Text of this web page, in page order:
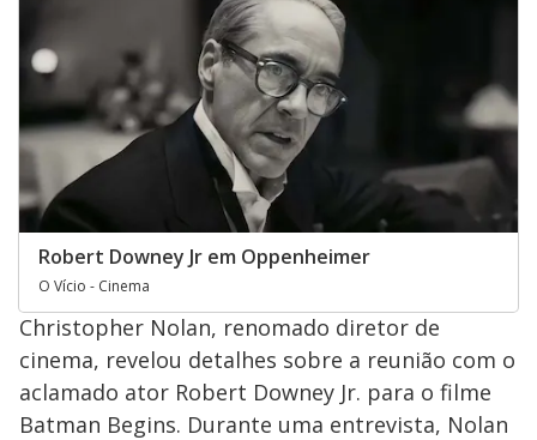
Robert Downey Jr em Oppenheimer
O Vício - Cinema
Christopher Nolan, renomado diretor de
cinema, revelou detalhes sobre a reunião com o
aclamado ator Robert Downey Jr. para o filme
Batman Begins. Durante uma entrevista, Nolan